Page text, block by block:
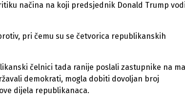
načina na koji predsjednik Donald Trump
pri čemu su se četvorica republikanskih
čelnici tada ranije poslali zastupnike na
demokrati, mogla dobiti dovoljan broj
dijela republikanaca.